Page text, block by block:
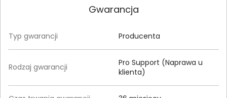
Gwarancja
Typ gwarancji Producenta
Rodzaj gwarancji
Pro Support (Naprawa u
klienta)